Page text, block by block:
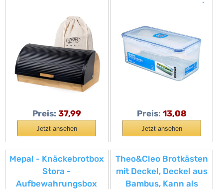
groß, Brotkorb mit
Deckel, Bread Box
Küche, Brotbeutel
(Schwarz-39cm)
Preis: 37,99
Jetzt ansehen
wasserdicht | Gefrier-&
Kühlschrank Organizer
| Spülmaschinen-&
Mikrowellengeeignet
Preis: 13,08
Jetzt ansehen
Mepal - Knäckebrotbox
Stora -
Aufbewahrungsbox
Theo&Cleo Brotkästen
mit Deckel, Deckel aus
Bambus, Kann als